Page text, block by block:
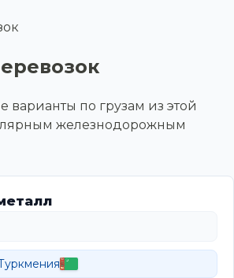
по грузам из этой
железнодорожным